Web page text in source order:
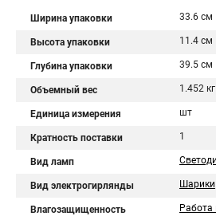
Ширина упаковки 33.6 см
Высота упаковки 11.4 см
Глубина упаковки 39.5 см
Объемный вес 1.452 кг
Единица измерения шт
Кратность поставки 1
Вид ламп
Вид электрогирлянды Шарики
Влагозащищенность